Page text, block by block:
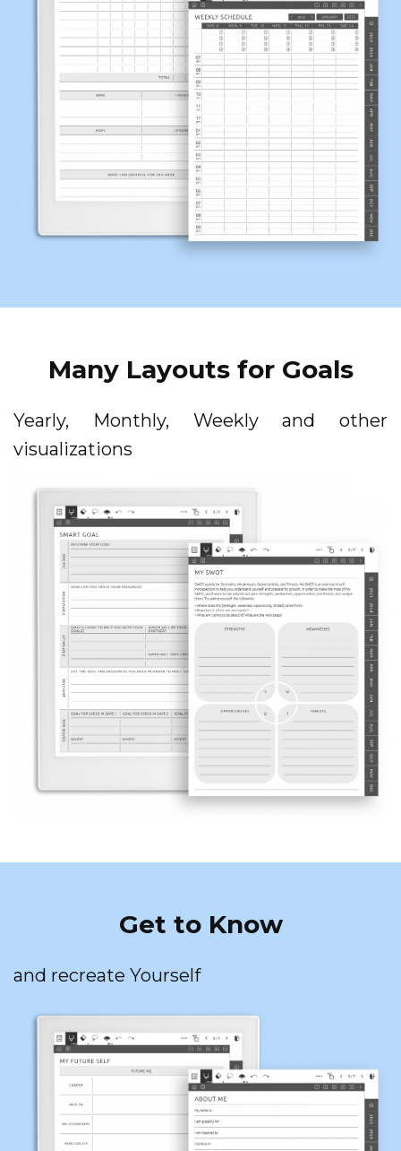
Many Layouts for Goals
Yearly, Monthly, Weekly and other
visualizations
Get to Know
and recreate Yourself